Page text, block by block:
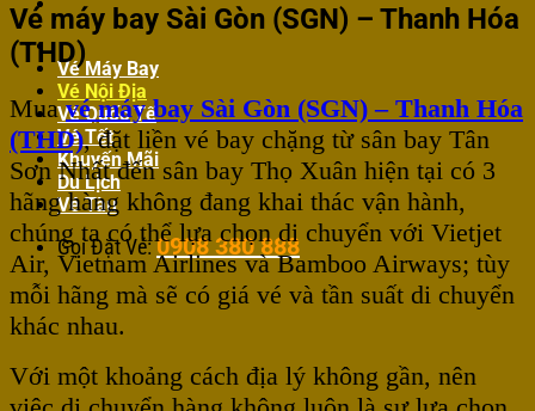
Vé Máy Bay
Vé Nội Địa
Vé Quốc Tế
Vé Tết
Khuyến Mãi
Du Lịch
Vé Tàu
Gọi Đặt Vé: 0908 380 888
Vé máy bay Sài Gòn (SGN) – Thanh Hóa
(THD)
Muavé máy bay Sài Gòn (SGN) – Thanh Hóa
(THD), đặt liền vé bay chặng từ sân bay Tân
Sơn Nhất đến sân bay Thọ Xuân hiện tại có 3
hãng hàng không đang khai thác vận hành,
chúng ta có thể lựa chọn di chuyển với Vietjet
Air, Vietnam Airlines và Bamboo Airways; tùy
mỗi hãng mà sẽ có giá vé và tần suất di chuyển
khác nhau.
Với một khoảng cách địa lý không gần, nên